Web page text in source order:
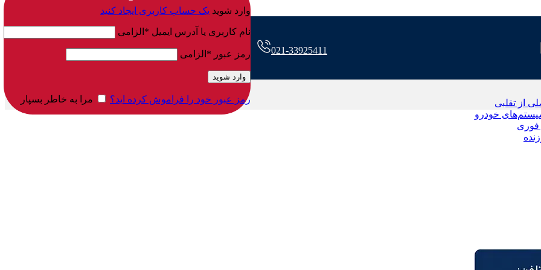
021-33925411
وارد شوید یک حساب کاربری ایجاد کنید
نام کاربری یا آدرس ایمیل * الزامی
رمز عبور * الزامی
وارد شوید
رمز عبور خود را فراموش کرده اید؟ مرا به خاطر بسپار
از تقلبی
خودرو